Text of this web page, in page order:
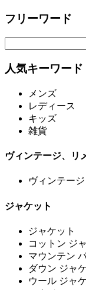
フリーワード
人気キーワード
メンズ
レディース
キッズ
雑貨
ヴィンテージ、リ
ヴィンテージ
ジャケット
ジャケット
コットン ジ
マウンテン
ダウン ジャ
ウール ジャ